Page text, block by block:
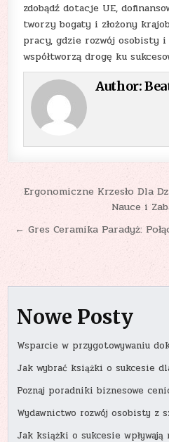
zdobądź dotacje UE,
tworzy bogaty i złożony
pracy, gdzie rozwój osobisty
współtworzą drogę ku
Author:
Nawigacja
Ergonomiczne Krzesło Dla
Nauce i
← Gres Ceramika Paradyż:
Nowe Posty
Wsparcie w przygotowywaniu
Jak wybrać książki o sukcesie
Poznaj poradniki biznesowe
Wydawnictwo rozwój osobisty
Jak książki o sukcesie wpływają